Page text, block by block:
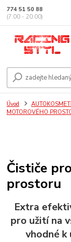
774 51 50 88
(7:00 - 20:00)
Úvod
MOTOROVÉHO
Čističe
prostoru
Extra
pro užití na
vhodné